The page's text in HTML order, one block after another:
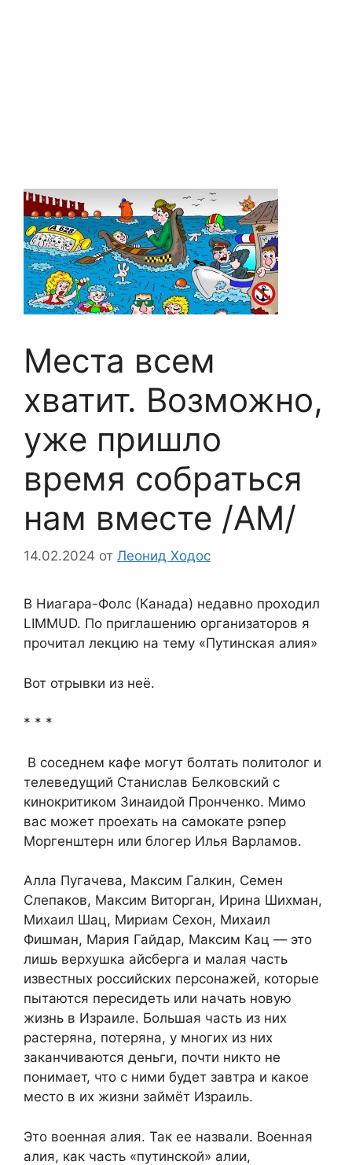
Места всем
хватит. Возможно,
уже пришло
время собраться
нам вместе /АМ/
14.02.2024 от Леонид Ходос
В Ниагара-Фолс (Канада) недавно проходил
LIMMUD. По приглашению организаторов я
прочитал лекцию на тему «Путинская алия»
Вот отрывки из неё.
* * *
В соседнем кафе могут болтать политолог и
телеведущий Станислав Белковский с
кинокритиком Зинаидой Пронченко. Мимо
вас может проехать на самокате рэпер
Моргенштерн или блогер Илья Варламов.
Алла Пугачева, Максим Галкин, Семен
Слепаков, Максим Виторган, Ирина Шихман,
Михаил Шац, Мириам Сехон, Михаил
Фишман, Мария Гайдар, Максим Кац — это
лишь верхушка айсберга и малая часть
известных российских персонажей, которые
пытаются пересидеть или начать новую
жизнь в Израиле. Большая часть из них
растеряна, потеряна, у многих из них
заканчиваются деньги, почти никто не
понимает, что с ними будет завтра и какое
место в их жизни займёт Израиль.
Это военная алия. Так ее назвали. Военная
алия, как часть «путинской» алии,